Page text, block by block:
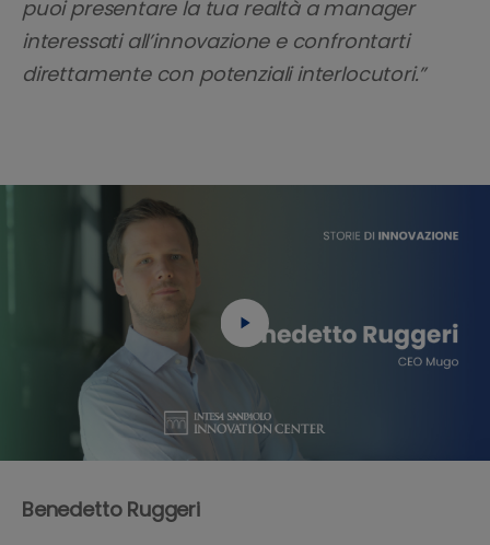
puoi presentare la tua realtà a manager
interessati all’innovazione e confrontarti
direttamente con potenziali interlocutori.”
Benedetto Ruggeri